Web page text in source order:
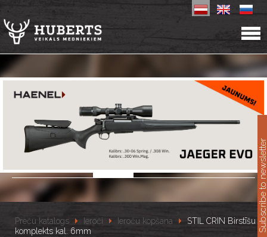
Preču katalogs Ieroči Ieroču kopšana
STIL CRIN Birstīšu
komplekts kal. 6mm
Subscribe